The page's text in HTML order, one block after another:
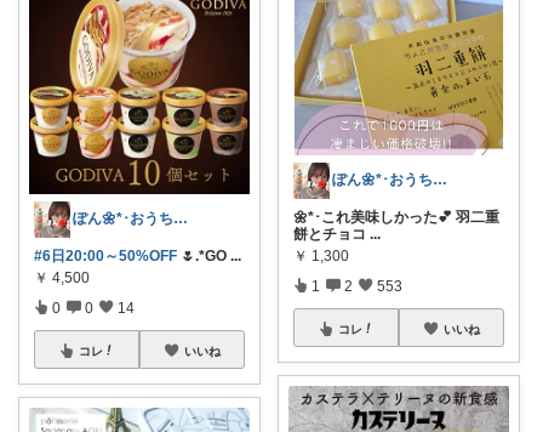
ぽん🌼*･おうちカフェꕤ︎︎·͜·☕
#6日20:00～50%OFF 🌷.*GO ...
￥ 4,500
0 0 14
コレ いいね
ぽん🌼*･おうちカフェꕤ︎︎·͜·☕
🌼*･これ美味しかった💕 羽二重
餅とチョコ ...
￥ 1,300
1 2 553
コレ いいね